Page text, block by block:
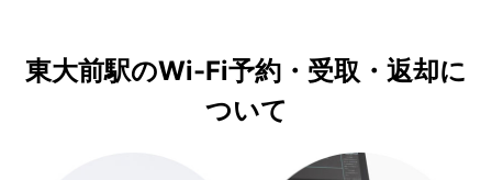
東大前駅のWi-Fi予約・受取・返却に
ついて